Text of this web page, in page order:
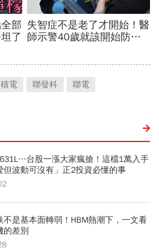
電 聯發科 聯電
台股一漲大家瘋搶！這檔1萬入手
但波動可沒有」正2投資必懂的事
不是基本面轉弱！HBM熱潮下，一文看
的差別